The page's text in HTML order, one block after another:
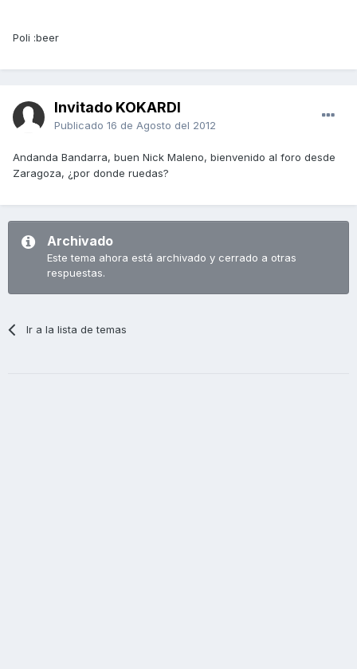
Poli :beer
Invitado KOKARDI
Publicado 16 de Agosto del 2012
Andanda Bandarra, buen Nick Maleno, bienvenido al foro desde
Zaragoza, ¿por donde ruedas?
Archivado
Este tema ahora está archivado y cerrado a otras
respuestas.
Ir a la lista de temas